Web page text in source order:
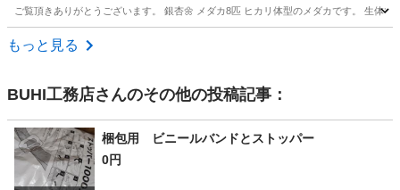
ご覧頂きありがとうございます。 銀杏🌼 メダカ8匹 ヒカリ体型のメダカです。 生体
京都 京田辺市
もっと見る
BUHI工務店さんのその他の投稿記事：
梱包用 ビニールバンドとストッパー
0円